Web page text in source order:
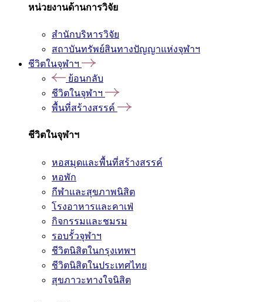
หน่วยงานด้านการวิจัย
สำนักบริหารวิจัย
สถาบันทรัพย์สินทางปัญญาแห่งจุฬาฯ
ชีวิตในจุฬาฯ
ย้อนกลับ
ชีวิตในจุฬาฯ
พื้นที่สร้างสรรค์
ชีวิตในจุฬาฯ
หอสมุดและพื้นที่สร้างสรรค์
หอพัก
กีฬาและสุขภาพนิสิต
โรงอาหารและคาเฟ่
กิจกรรมและชมรม
รอบรั้วจุฬาฯ
ชีวิตนิสิตในกรุงเทพฯ
ชีวิตนิสิตในประเทศไทย
สุขภาวะทางใจนิสิต